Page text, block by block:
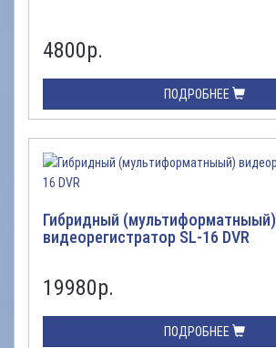
4800р.
ПОДРОБНЕЕ
Гибридный (мультиформатныый)
видеорегистратор SL-16 DVR
19980р.
ПОДРОБНЕЕ